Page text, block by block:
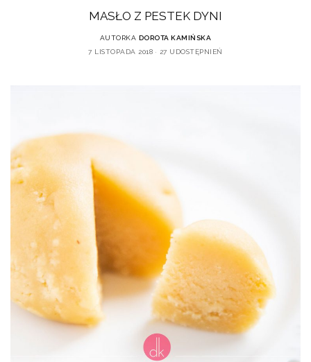
MASŁO Z PESTEK DYNI
AUTORKA DOROTA KAMIŃSKA
7 LISTOPADA 2018
27 UDOSTĘPNIEŃ